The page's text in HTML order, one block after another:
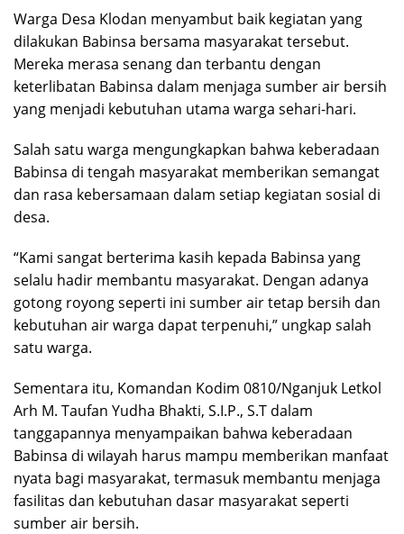
Warga Desa Klodan menyambut baik kegiatan yang
dilakukan Babinsa bersama masyarakat tersebut.
Mereka merasa senang dan terbantu dengan
keterlibatan Babinsa dalam menjaga sumber air bersih
yang menjadi kebutuhan utama warga sehari-hari.
Salah satu warga mengungkapkan bahwa keberadaan
Babinsa di tengah masyarakat memberikan semangat
dan rasa kebersamaan dalam setiap kegiatan sosial di
desa.
“Kami sangat berterima kasih kepada Babinsa yang
selalu hadir membantu masyarakat. Dengan adanya
gotong royong seperti ini sumber air tetap bersih dan
kebutuhan air warga dapat terpenuhi,” ungkap salah
satu warga.
Sementara itu, Komandan Kodim 0810/Nganjuk Letkol
Arh M. Taufan Yudha Bhakti, S.I.P., S.T dalam
tanggapannya menyampaikan bahwa keberadaan
Babinsa di wilayah harus mampu memberikan manfaat
nyata bagi masyarakat, termasuk membantu menjaga
fasilitas dan kebutuhan dasar masyarakat seperti
sumber air bersih.